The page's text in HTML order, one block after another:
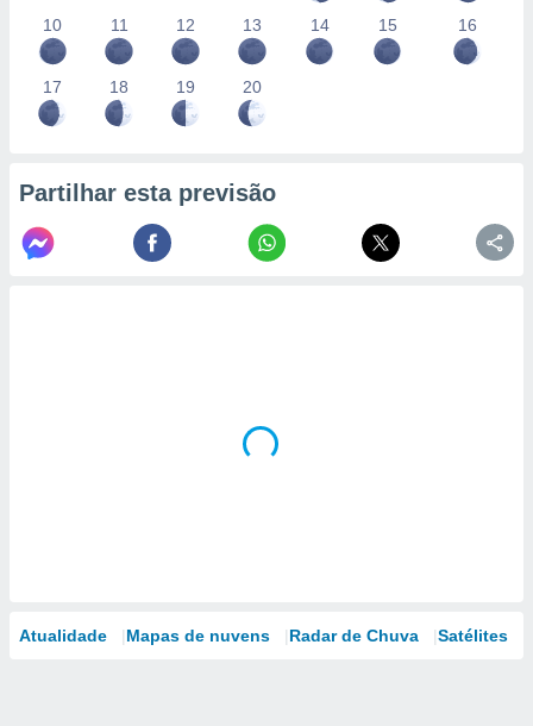
10 11 12 13 14 15 16
17 18 19 20
Partilhar esta previsão
Atualidade Mapas de nuvens Radar de Chuva Satélites